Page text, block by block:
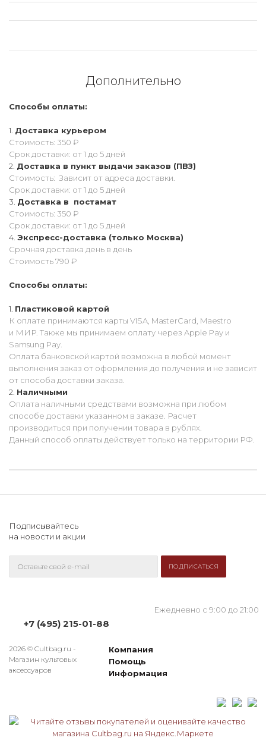
Дополнительно
Способы оплаты:
Доставка курьером
Стоимость: 350 ₽
Срок доставки: от 1 до 5 дней
Доставка в пункт выдачи заказов (ПВЗ)
Стоимость: Зависит от адреса доставки.
Срок доставки: от 1 до 5 дней
Доставка в постамат
Стоимость: 350 ₽
Срок доставки: от 1 до 5 дней
Экспресс-доставка (только Москва)
Срочная доставка день в день
Стоимость 790 ₽
Способы оплаты:
Пластиковой картой
К оплате принимаются карты VISA, MasterCard, Maestro
и МИР. Также мы принимаем оплату через Apple Pay и
Samsung Pay.
Оплата банковской картой возможна в любой момент
выполнения заказ от оформления до получения и не зависит
от способа доставки заказа.
Наличными
Оплата наличными средствами возможна при любом
способе доставки указанном в заказе. Расчет
производиться при получении товара в рублях.
Данный способ оплаты действует только на территории РФ.
Подписывайтесь
на новости и акции
Ежедневно с 9:00 до 21:00
+7 (495) 215-01-88
2026 © Cultbag.ru -
Магазин культовых
аксессуаров
Компания
Помощь
Информация